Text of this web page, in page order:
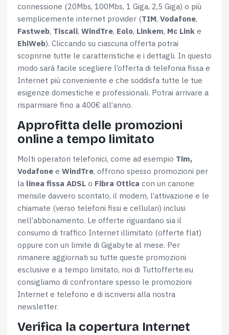
connessione (20Mbs, 100Mbs, 1 Giga, 2,5 Giga) o più
semplicemente internet provider (TIM, Vodafone,
Fastweb, Tiscali, WindTre, Eolo, Linkem, Mc Link e
EhiWeb). Cliccando su ciascuna offerta potrai
scoprirne tutte le caratteristiche e i dettagli. In questo
modo sarà facile scegliere l’offerta di telefonia fissa e
Internet più conveniente e che soddisfa tutte le tue
esigenze domestiche e professionali. Potrai arrivare a
risparmiare fino a 400€ all’anno.
Approfitta delle promozioni
online a tempo limitato
Molti operatori telefonici, come ad esempio Tim,
Vodafone e WindTre, offrono spesso promozioni per
la linea fissa ADSL o Fibra Ottica con un canone
mensile davvero scontato, il modem, l’attivazione e le
chiamate (verso telefoni fissi e cellulari) inclusi
nell’abbonamento. Le offerte riguardano sia il
consumo di traffico Internet illimitato (offerte flat)
oppure con un limite di Gigabyte al mese. Per
rimanere aggiornati su tutte queste promozioni
esclusive e a tempo limitato, noi di Tuttofferte.eu
consigliamo di confrontare spesso le promozioni
Internet e telefono e di iscriversi alla nostra
newsletter.
Verifica la copertura Internet